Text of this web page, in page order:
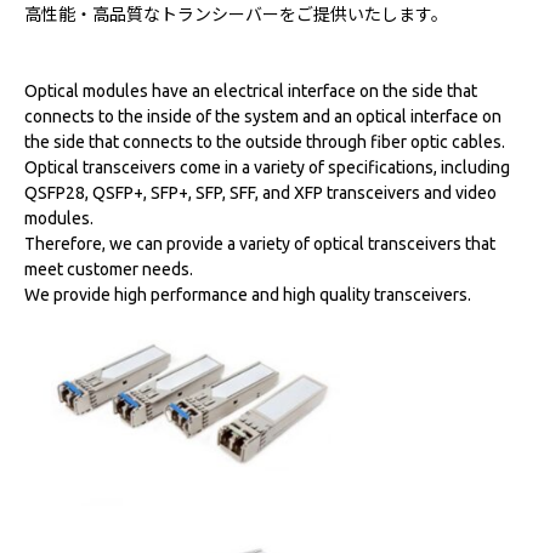
高性能・高品質なトランシーバーをご提供いたします。
Optical modules have an electrical interface on the side that
connects to the inside of the system and an optical interface on
the side that connects to the outside through fiber optic cables.
Optical transceivers come in a variety of specifications, including
QSFP28, QSFP+, SFP+, SFP, SFF, and XFP transceivers and video
modules.
Therefore, we can provide a variety of optical transceivers that
meet customer needs.
We provide high performance and high quality transceivers.